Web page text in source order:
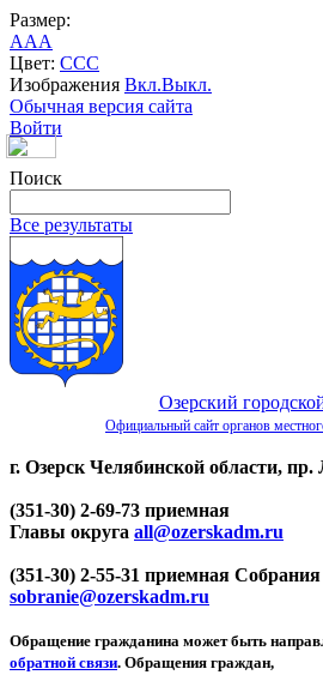
Размер:
AAA
Цвет: CCC
Изображения Вкл.Выкл.
Обычная версия сайта
Войти
Поиск
Все результаты
Озерский
Официальный сайт органов
г. Озерск Челябинской области, пр.
(351-30) 2-69-73 приемная
Главы округа all@ozerskadm.ru
(351-30) 2-55-31 приемная Собрания
sobranie@ozerskadm.ru
Обращение гражданина может быть
обратной связи. Обращения граждан,